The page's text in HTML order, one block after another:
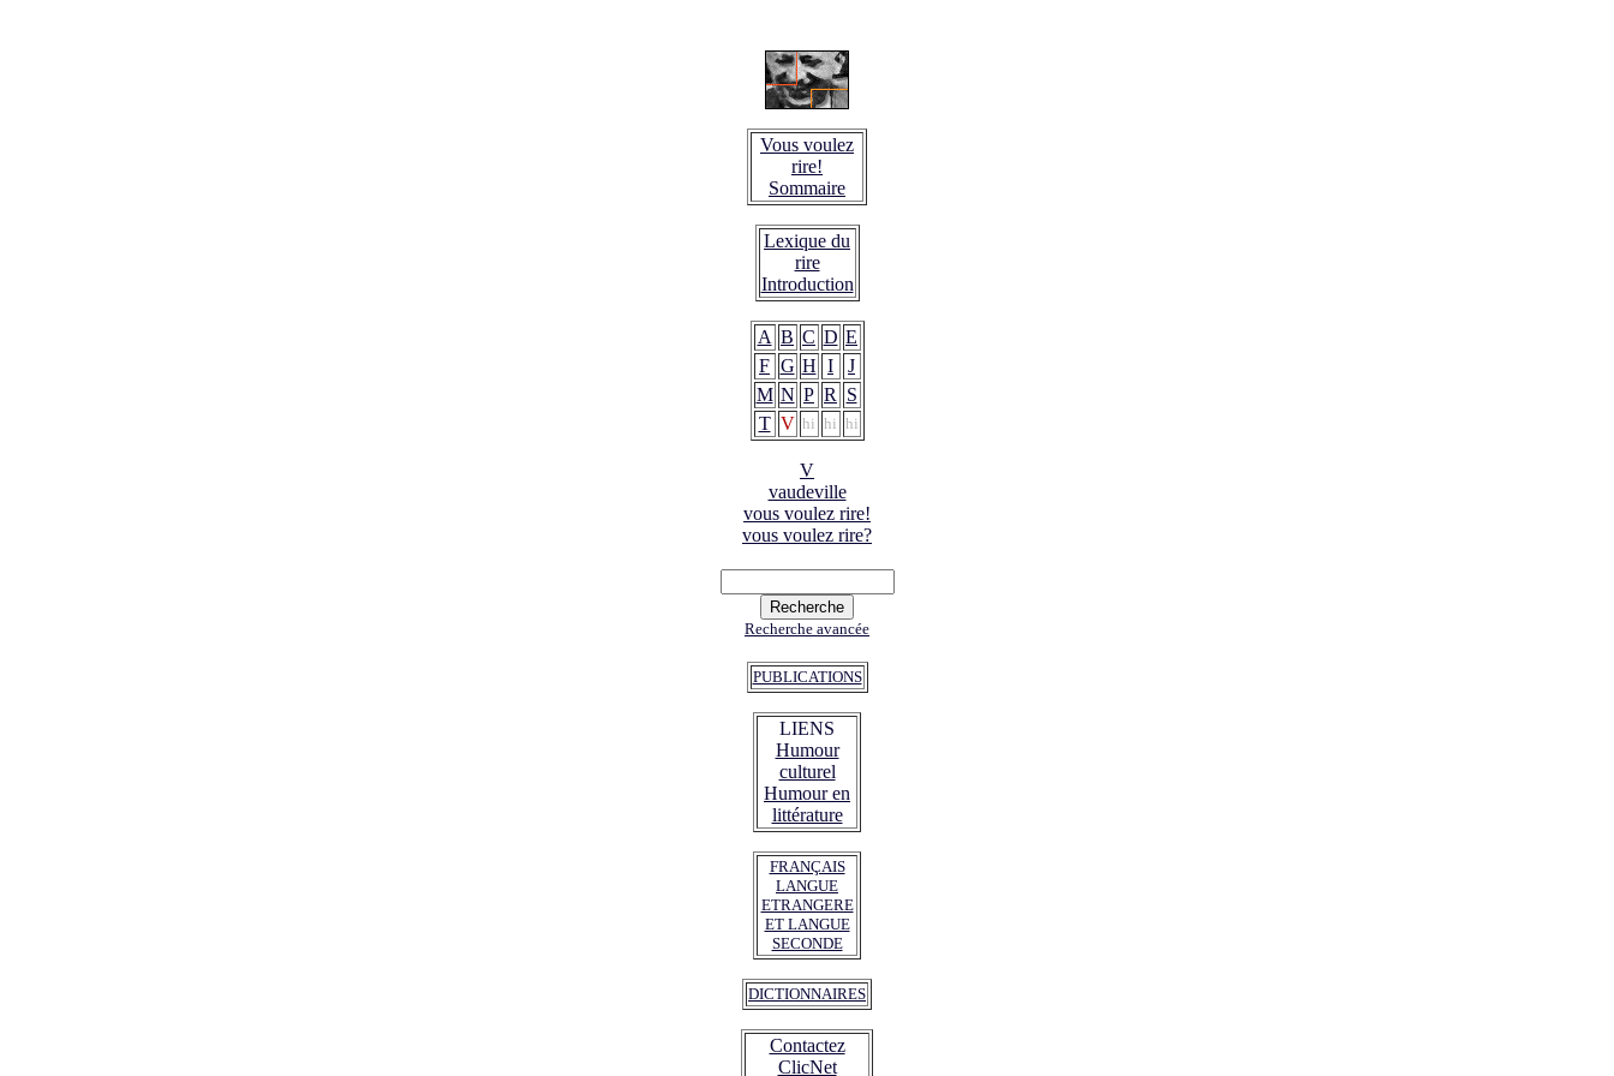
Vous voulez
rire!
Sommaire
Lexique du
rire
Introduction
A B C D E
F G H I
J
M N P R
S
T V hi hi hi
V
vaudeville
vous voulez rire!
vous voulez rire?
Recherche avancée
PUBLICATIONS
LIENS
Humour
culturel
Humour en
littérature
FRANÇAIS
LANGUE
ETRANGERE
ET LANGUE
SECONDE
DICTIONNAIRES
Contactez
ClicNet